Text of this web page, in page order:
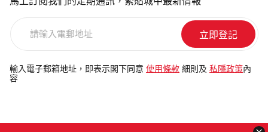
馬上訂閱我們的定期通訊，緊貼城中最新情報
電
郵
輸入電子郵箱地址，即表示閣下同意 使用條款 細則及 私隱政策 內
容